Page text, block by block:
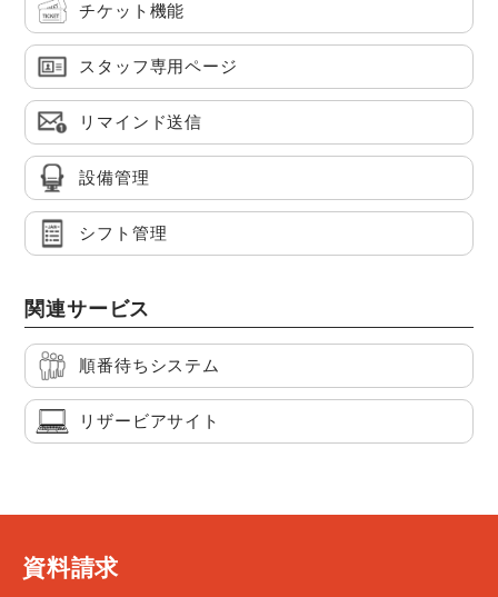
チケット機能
スタッフ専用ページ
リマインド送信
設備管理
シフト管理
関連サービス
順番待ちシステム
リザービアサイト
資料請求